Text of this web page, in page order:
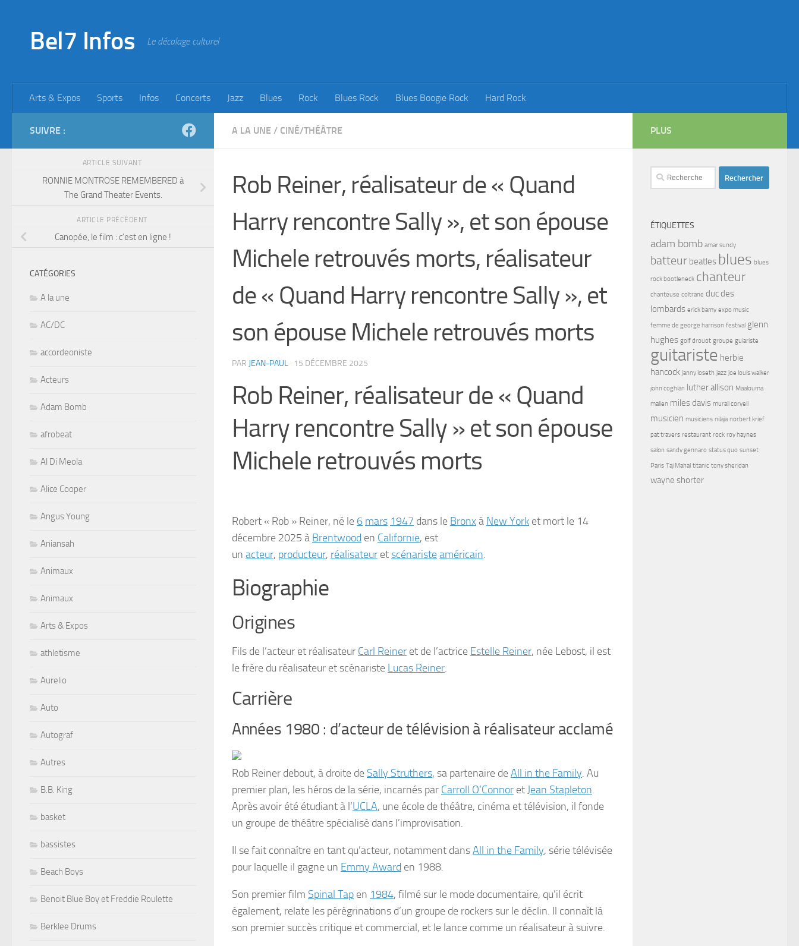
Bel7 Infos Le décalage culturel
Arts & Expos Sports Infos Concerts Jazz Blues Rock Blues Rock Blues Boogie Rock Hard Rock
A LA UNE / CINÉ/THÉÂTRE
Rob Reiner, réalisateur de « Quand
Harry rencontre Sally », et son épouse
Michele retrouvés morts, réalisateur
de « Quand Harry rencontre Sally », et
son épouse Michele retrouvés morts
PAR JEAN-PAUL · 15 DÉCEMBRE 2025
Rob Reiner, réalisateur de « Quand
Harry rencontre Sally » et son épouse
Michele retrouvés morts
Robert « Rob » Reiner, né le 6 mars 1947 dans le Bronxà New York et mort le 14
décembre 2025 à Brentwood en Californie, est
un acteur, producteur, réalisateur et scénaristeaméricain.
Biographie
Origines
Fils de l’acteur et réalisateur Carl Reiner et de l’actrice Estelle Reiner, née Lebost, il est
le frère du réalisateur et scénariste Lucas Reiner.
Carrière
Années 1980 : d’acteur de télévision à réalisateur acclamé
Rob Reiner debout, à droite de Sally Struthers, sa partenaire deAll in the Family. Au
premier plan, les héros de la série, incarnés par Carroll O’Connor et Jean Stapleton.
Après avoir été étudiant à l’UCLA, une école de théâtre, cinéma et télévision, il fonde
un groupe de théâtre spécialisé dans l’improvisation.
Il se fait connaître en tant qu’acteur, notamment dansAll in the Family, série télévisée
pour laquelle il gagne un Emmy Award en 1988.
Son premier film Spinal Tap en 1984, filmé sur le mode documentaire, qu’il écrit
également, relate les pérégrinations d’un groupe de rockers sur le déclin. Il connaît là
son premier succès critique et commercial, et le lance comme un réalisateur à suivre.
SUIVRE :
ARTICLE SUIVANT
RONNIE MONTROSE REMEMBERED à
The Grand Theater Events.
ARTICLE PRÉCÉDENT
Canopée, le film : c’est en ligne !
CATÉGORIES
A la une
AC/DC
accordeoniste
Acteurs
Adam Bomb
afrobeat
Al Di Meola
Alice Cooper
Angus Young
Aniansah
Animaux
Animaux
Arts & Expos
athletisme
Aurelio
Auto
Autograf
Autres
B.B. King
basket
bassistes
Beach Boys
Benoit Blue Boy et Freddie Roulette
Berklee Drums
PLUS
Rechercher :
ÉTIQUETTES
adam bomb amar sundy
batteur beatles blues blues
rock bootleneck chanteur
chanteuse coltrane duc des
lombards erick bamy expo music
femme de george harrison festival glenn
hughes golf drouot groupe guiariste
guitariste herbie
hancock janny loseth jazz joe louis walker
john coghlan luther allison Maalouma
malien miles davis murali coryell
musicien musiciens nilaja norbert krief
pat travers restaurant rock roy haynes
salon sandy gennaro status quo sunset
Paris Taj Mahal titanic tony sheridan
wayne shorter